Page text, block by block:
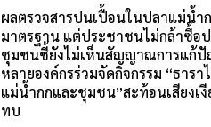
ผลตรวจสารปนเปื้อนในปลาแม่น้ำ
มาตรฐาน แต่ประชาชนไม่กล้าซื้อ
ชุมชนชี้ยังไม่เห็นสัญญาณการแก้ปั
หลายองค์กรร่วมจัดกิจกรรม “ธารา
แม่น้ำกกและชุมชน”สะท้อนเสียงเ
ทบ